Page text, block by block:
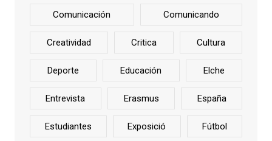
Comunicación Comunicando
Creatividad Critica Cultura
Deporte Educación Elche
Entrevista Erasmus España
Estudiantes Exposició Fútbol